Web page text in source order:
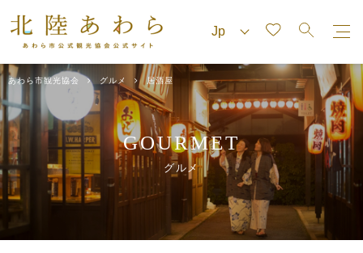
あわら市観光協会 グルメ 居酒屋
GOURMET
グルメ